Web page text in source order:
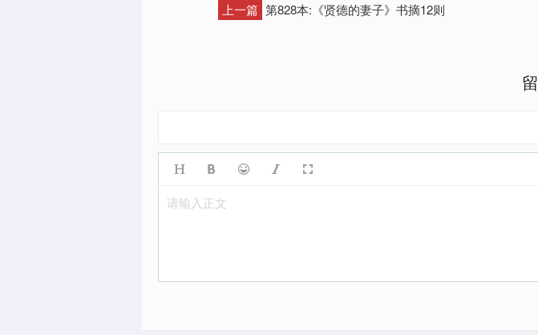
上一篇 第828本:《贤德的妻子》书摘12则
请输入正文